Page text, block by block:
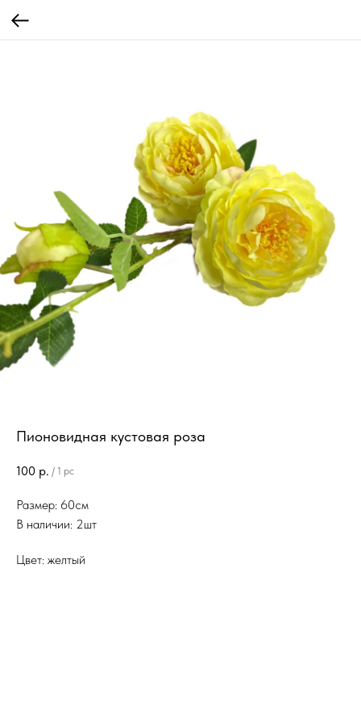
Пионовидная кустовая роза
100 р. / 1 pc
Размер: 60см
В наличии: 2шт
Цвет: желтый